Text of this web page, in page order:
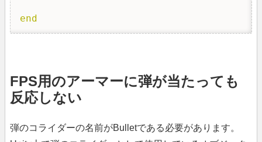
end
FPS用のアーマーに弾が当たっても
反応しない
弾のコライダーの名前がBulletである必要があります。